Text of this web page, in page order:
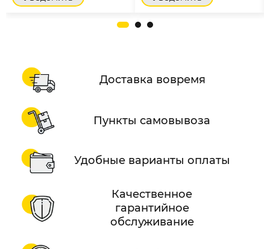
Доставка вовремя
Пункты самовывоза
Удобные варианты оплаты
Качественное
гарантийное
обслуживание